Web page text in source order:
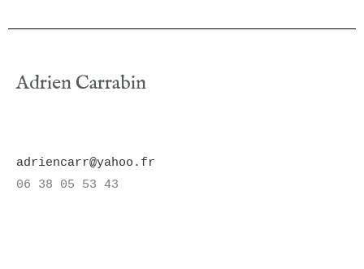
Adrien Carrabin
adriencarr@yahoo.fr
06 38 05 53 43